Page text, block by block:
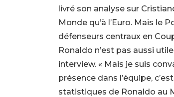
livré son analyse sur
Monde qu’à l’Euro. Mais le
défenseurs centraux en
Ronaldo n’est pas aussi
interview. « Mais je suis
présence dans l’équipe,
statistiques de Ronaldo au